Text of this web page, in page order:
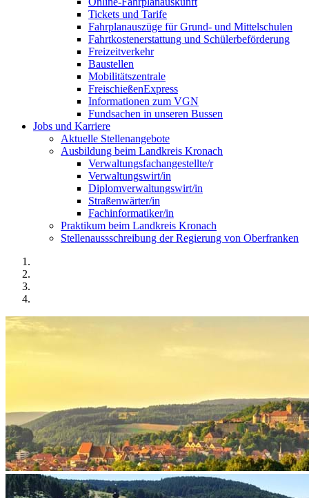
Tickets und Tarife
Fahrplanauszüge für Grund- und Mittelschulen
Fahrtkostenerstattung und Schülerbeförderung
Freizeitverkehr
Baustellen
Mobilitätszentrale
FreischießenExpress
Informationen zum VGN
Fundsachen in unseren Bussen
Jobs und Karriere
Aktuelle Stellenangebote
Ausbildung beim Landkreis Kronach
Verwaltungsfachangestellte/r
Verwaltungswirt/in
Diplomverwaltungswirt/in
Straßenwärter/in
Fachinformatiker/in
Praktikum beim Landkreis Kronach
Stellenaussschreibung der Regierung von Oberfranken